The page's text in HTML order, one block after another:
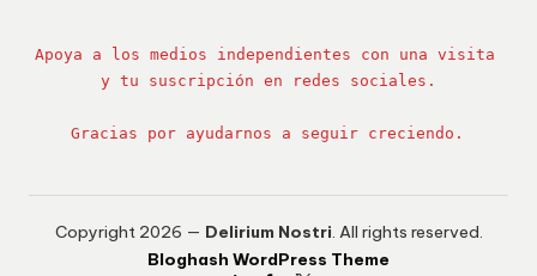
Apoya a los medios independientes con una visita
y tu suscripción en redes sociales.
Gracias por ayudarnos a seguir creciendo.
Copyright 2026 — Delirium Nostri. All rights reserved.
Bloghash WordPress Theme